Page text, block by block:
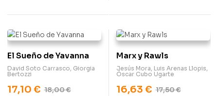
El Sueño de Yavanna
David Soto Carrasco, Giorgia
Bertozzi
18,00€
17,10 €
Marx y Rawls
Jesús Mora, Luis Arenas Llopis,
Óscar Cubo Ugarte
17,50€
16,63 €